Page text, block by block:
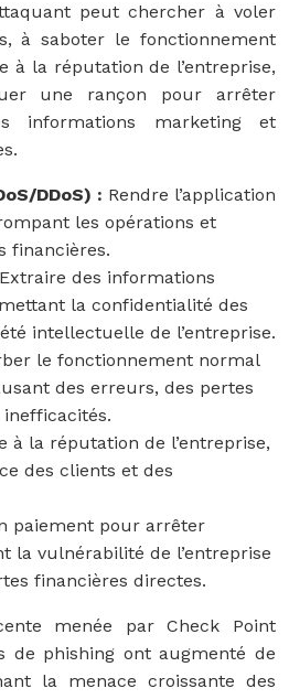
peut chercher à voler
à saboter le fonctionnement
à la réputation de l’entreprise,
une rançon pour arrêter
informations marketing et
DDoS) : Rendre l’application
les opérations et
financières.
Extraire des informations
la confidentialité des
intellectuelle de l’entreprise.
le fonctionnement normal
des erreurs, des pertes
à la réputation de l’entreprise,
des clients et des
paiement pour arrêter
la vulnérabilité de l’entreprise
financières directes.
menée par Check Point
de phishing ont augmenté de
la menace croissante des